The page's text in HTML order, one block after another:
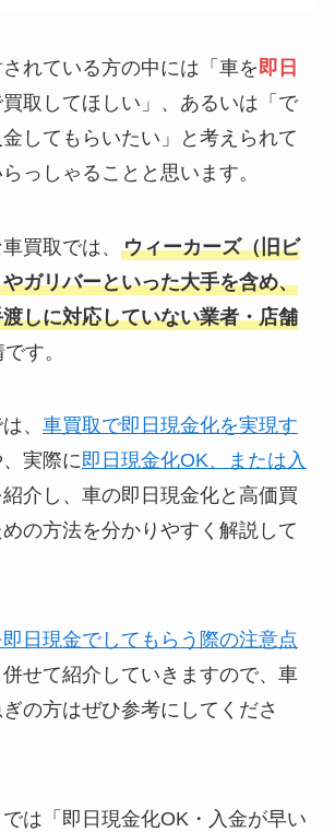
れている方の中には「車を 即日
買取してほしい」、あるいは「で
してもらいたい」と考えられて
っしゃることと思います。
買取では、
ウィーカーズ（旧ビ
ガリバーといった大手を含め、
しに対応していない業者・店舗
す。
、 車買取で即日現金化を実現す
実際に即日現金化OK、または入
介し、車の即日現金化と高価買
の方法を分かりやすく解説して
日現金でしてもらう際の注意点
併せて紹介していきますので、車
の方はぜひ参考にしてくださ
は「即日現金化OK・入金が早い